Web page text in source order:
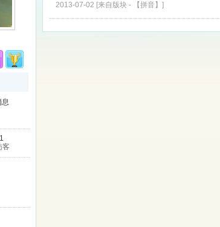
息
客
2013-07-02 [来自版块 - 【拼音】 ]